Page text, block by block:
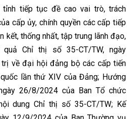
tỉnh tiếp tục đề cao vai trò, trách
cấp ủy, chính quyền các cấp tiếp
kết, thống nhất, tập trung lãnh đạo,
Chỉ thị số 35-CT/TW, ngày
về đại hội đảng bộ các cấp tiến
lần thứ XIV của Đảng; Hướng
26/8/2024 của Ban Tổ chức
dung Chỉ thị số 35-CT/TW; Kế